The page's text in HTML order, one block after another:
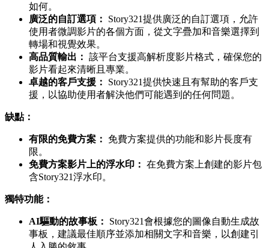
如何。
廣泛的自訂選項：
Story321提供廣泛的自訂選項，允許
使用者微調影片的各個方面，從文字疊加和音樂選擇到
轉場和視覺效果。
高品質輸出： 該平台支援高解析度影片格式，確保您的
影片看起來清晰且專業。
卓越的客戶支援：
Story321提供快速且有幫助的客戶支
援，以協助使用者解決他們可能遇到的任何問題。
缺點：
有限的免費方案：
免費方案提供的功能和影片長度有
限。
免費方案影片上的浮水印： 在免費方案上創建的影片包
含Story321浮水印。
獨特功能：
AI驅動的故事板：
Story321會根據您的圖像自動生成故
事板，建議最佳順序並添加相關文字和音樂，以創建引